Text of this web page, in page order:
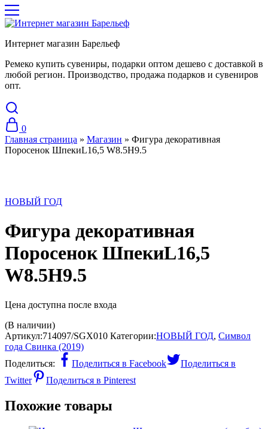
Интернет магазин Барельеф
Ремеко купить сувениры, подарки оптом дешево с доставкой в
любой регион. Производство, продажа подарков и сувениров
опт.
0
Главная страница » Магазин » Фигура декоративная
Поросенок ШпекиL16,5 W8.5H9.5
НОВЫЙ ГОД
Фигура декоративная
Поросенок ШпекиL16,5
W8.5H9.5
Цена доступна после входа
(В наличии)
Артикул:714097/SGX010 Категории:НОВЫЙ ГОД, Символ
года Свинка (2019)
Поделиться:
Поделиться в Facebook
Поделиться в
Twitter
Поделиться в Pinterest
Похожие товары